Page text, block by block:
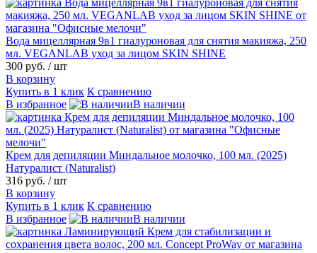
Вода мицеллярная 9в1 гиалуроновая для снятия макияжа, 250
мл. VEGANLAB уход за лицом SKIN SHINE
300 руб. / шт
В корзину
Купить в 1 клик К сравнению
В избранное
В наличии
Крем для депиляции Миндальное молочко, 100 мл. (2025)
Натуралист (Naturalist)
316 руб. / шт
В корзину
Купить в 1 клик К сравнению
В избранное
В наличии